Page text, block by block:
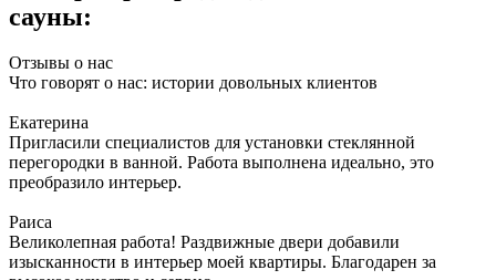
сауны:
Отзывы о нас
Что говорят о нас: истории довольных клиентов
Екатерина
Пригласили специалистов для установки стеклянной
перегородки в ванной. Работа выполнена идеально, это
преобразило интерьер.
Раиса
Великолепная работа! Раздвижные двери добавили
изысканности в интерьер моей квартиры. Благодарен за